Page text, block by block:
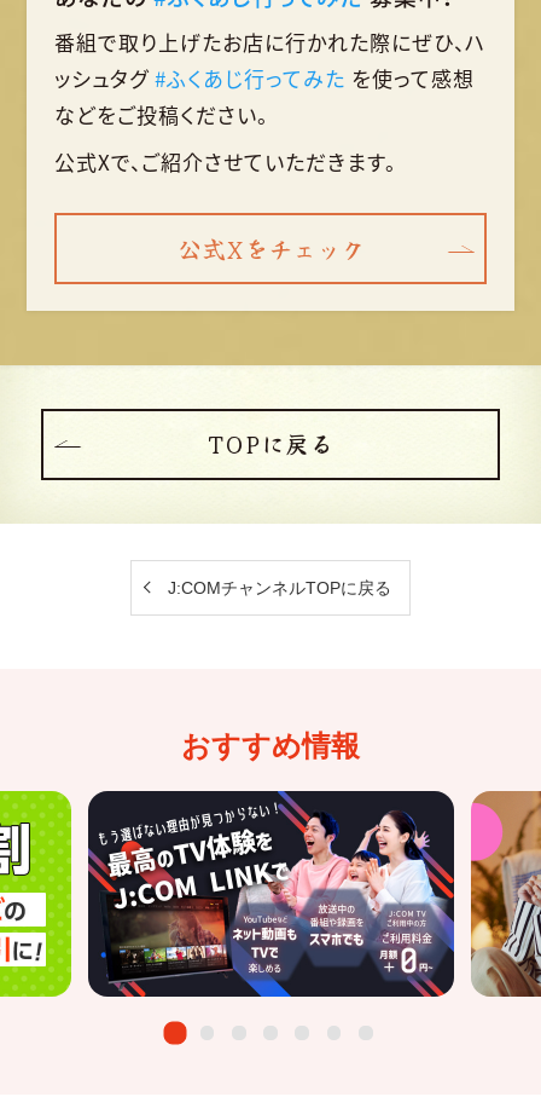
番組で取り上げたお店に行かれた際にぜひ、ハ
ッシュタグ #ふくあじ行ってみた を使って感想
などをご投稿ください。
公式Xで、ご紹介させていただきます。
公式Xをチェック
TOPに戻る
J:COMチャンネルTOPに戻る
おすすめ情報